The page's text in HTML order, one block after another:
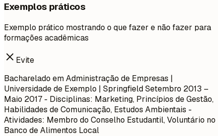
Exemplos práticos
Exemplo prático mostrando o que fazer e não fazer para
formações acadêmicas
Evite
Bacharelado em Administração de Empresas |
Universidade de Exemplo | SpringfieldSetembro 2013 –
Maio 2017 - Disciplinas: Marketing, Princípios de Gestão,
Habilidades de Comunicação, Estudos Ambientais -
Atividades: Membro do Conselho Estudantil, Voluntário no
Banco de Alimentos Local